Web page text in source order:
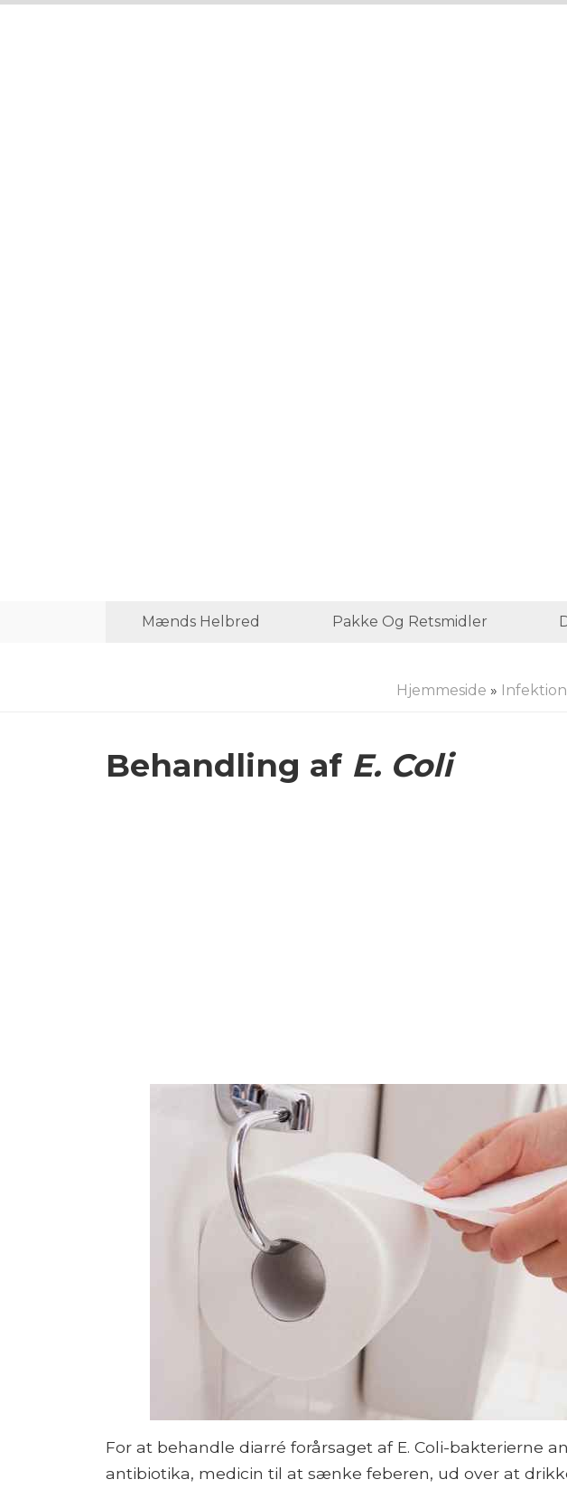
Mænds Helbred Pakke Og Retsmidler
Hjemmeside »
Behandling af E. Coli
For at behandle diarré forårsaget af E. Coli-bakterierne
antibiotika, medicin til at sænke feberen, ud over at